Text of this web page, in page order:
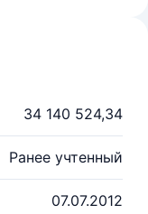
34 140 524,34
Ранее учтенный
07.07.2012